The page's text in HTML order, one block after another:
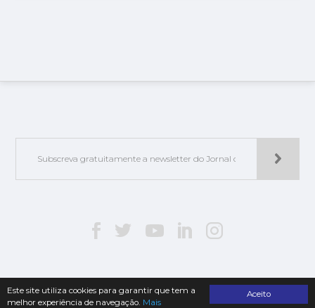
Aceito
Este site utiliza cookies para garantir que tem a
melhor experiência de navegação. Mais